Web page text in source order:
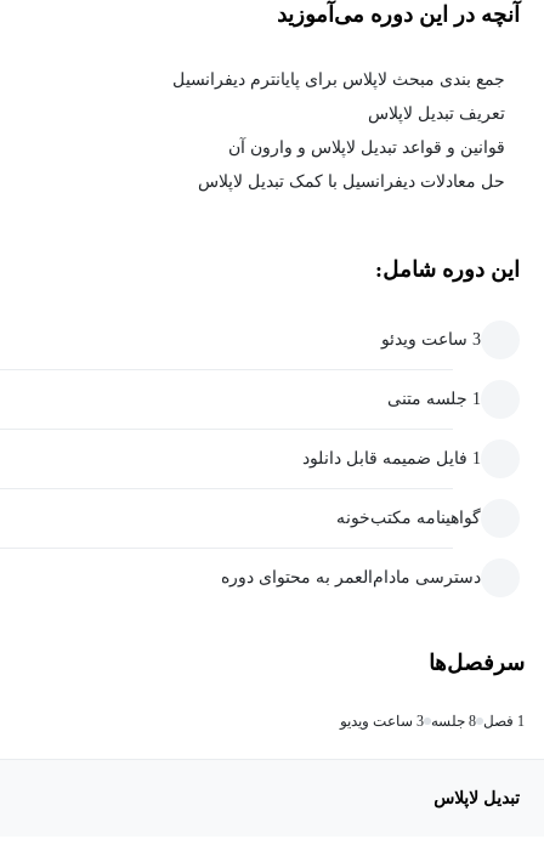
آنچه در این دوره می‌آموزید
جمع بندی مبحث لاپلاس برای پایانترم دیفرانسیل
تعریف تبدیل لاپلاس
قوانین و قواعد تبدیل لاپلاس و وارون آن
حل معادلات دیفرانسیل با کمک تبدیل لاپلاس
این دوره شامل:
3 ساعت ویدئو
1 جلسه متنی
1 فایل ضمیمه قابل دانلود
گواهینامه مکتب‌خونه
دسترسی مادام‌العمر به محتوای دوره
سرفصل‌ها
1 فصل 8 جلسه 3 ساعت ویدیو
تبدیل لاپلاس